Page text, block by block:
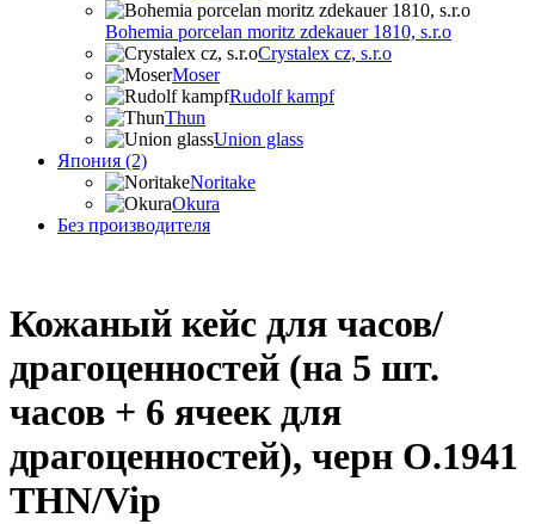
Bohemia porcelan moritz zdekauer 1810, s.r.o
Crystalex cz, s.r.o
Moser
Rudolf kampf
Thun
Union glass
Япония (2)
Noritake
Okura
Без производителя
Кожаный кейс для часов/
драгоценностей (на 5 шт.
часов + 6 ячеек для
драгоценностей), черн O.1941
THN/Vip